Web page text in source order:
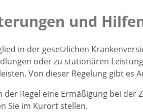
und
in der gesetzlichen
oder zu stationären
Von dieser Regelung gibt es
der Regel eine Ermäßigung bei der
Sie im Kurort stellen.